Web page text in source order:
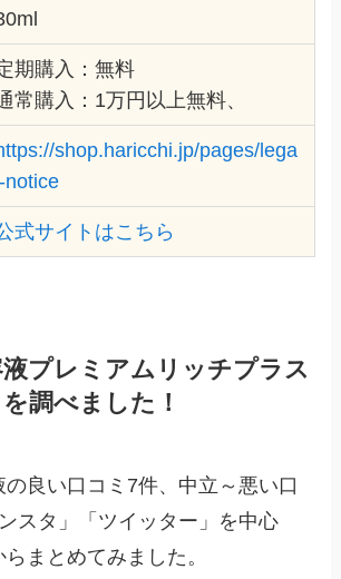
期購入：無料
常購入：1万円以上無料、
shop.haricchi.jp/pages/lega
l-notice
式サイトはこちら
プレミアムリッチプラス
調べました！
良い口コミ7件、中立～悪い口
スタ」「ツイッター」を中心
まとめてみました。